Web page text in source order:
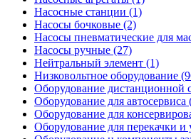
Насосные станции (1)
Насосы бочковые (2)
Насосы пневматические для
Насосы ручные (27)
Нейтральный элемент (1)
Низковольтное оборудование
Оборудование дистанционной
Оборудование для автосервиса
Оборудование для
Оборудование для перекачки и